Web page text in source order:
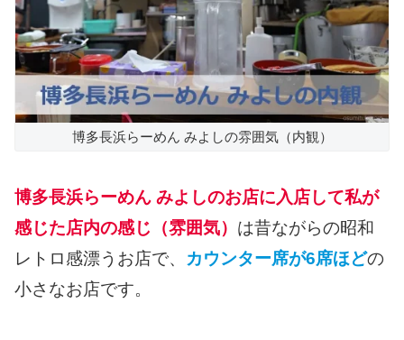
博多長浜らーめん みよしの雰囲気（内観）
博多長浜らーめん みよしのお店に入店して私が
感じた店内の感じ（雰囲気） は昔ながらの昭和
レトロ感漂うお店で、 カウンター席が6席ほどの
小さなお店です。